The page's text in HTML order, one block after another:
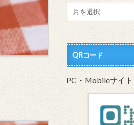
QRコード
PC・Mobileサイト